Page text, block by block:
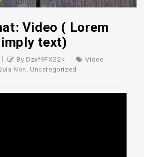
Video ( Lorem
text)
By Dzxf9FXG2k
Video
Non Uncategorized